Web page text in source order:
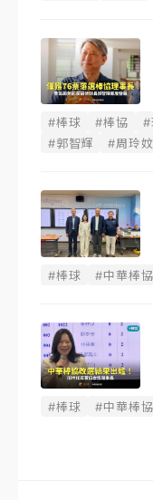
#棒球 #棒協 #
#郭智輝
#周玲妏
#棒球 #中華棒協
#棒球 #中華棒協